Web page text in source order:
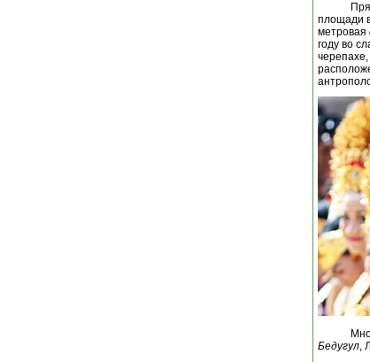
площади
метровая
году во
Бедугул,